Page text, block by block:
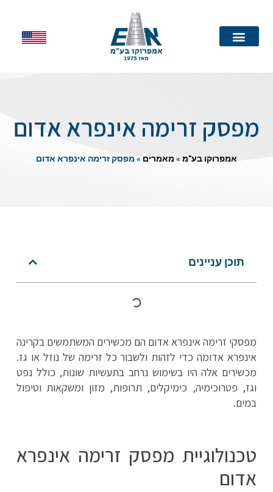
מפסק זרימה אינפרא אדום
אמפרוקו בע"מ » מאמרים » מפסק זרימה אינפרא אדום
תוכן עניינים
מפסקי זרימה אינפרא אדום הם מכשירים המשתמשים בקרינה
אינפרא אדומה כדי לזהות ולשבור כל זרימה של נוזל או גז.
מכשירים אלה היו בשימוש נרחב בתעשיות שונות, כולל נפט
וגז, פטרוכימיה, כימיקלים, תרופות, מזון ומשקאות וטיפול
במים.
טכנולוגיית מפסק זרימה אינפרא
אדום